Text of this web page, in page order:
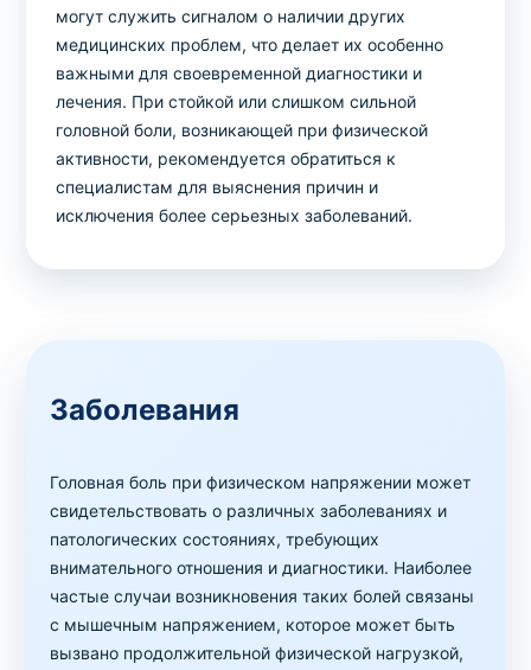
могут служить сигналом о наличии других
медицинских проблем, что делает их особенно
важными для своевременной диагностики и
лечения. При стойкой или слишком сильной
головной боли, возникающей при физической
активности, рекомендуется обратиться к
специалистам для выяснения причин и
исключения более серьезных заболеваний.
Заболевания
Головная боль при физическом напряжении может
свидетельствовать о различных заболеваниях и
патологических состояниях, требующих
внимательного отношения и диагностики. Наиболее
частые случаи возникновения таких болей связаны
с мышечным напряжением, которое может быть
вызвано продолжительной физической нагрузкой,